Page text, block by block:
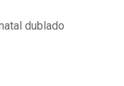
dublado